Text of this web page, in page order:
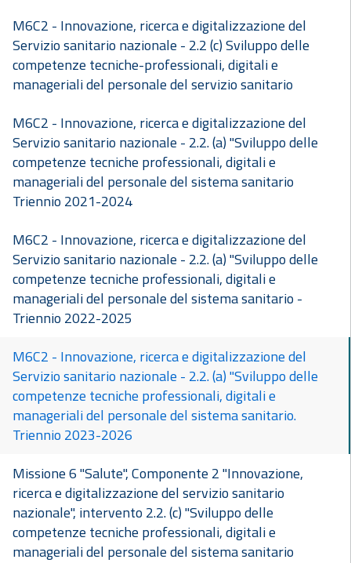
M6C2 - Innovazione, ricerca e digitalizzazione del
Servizio sanitario nazionale - 2.2 (c) Sviluppo delle
competenze tecniche-professionali, digitali e
manageriali del personale del servizio sanitario
M6C2 - Innovazione, ricerca e digitalizzazione del
Servizio sanitario nazionale - 2.2. (a) "Sviluppo delle
competenze tecniche professionali, digitali e
manageriali del personale del sistema sanitario
Triennio 2021-2024
M6C2 - Innovazione, ricerca e digitalizzazione del
Servizio sanitario nazionale - 2.2. (a) "Sviluppo delle
competenze tecniche professionali, digitali e
manageriali del personale del sistema sanitario -
Triennio 2022-2025
M6C2 - Innovazione, ricerca e digitalizzazione del
Servizio sanitario nazionale - 2.2. (a) "Sviluppo delle
competenze tecniche professionali, digitali e
manageriali del personale del sistema sanitario.
Triennio 2023-2026
Missione 6 "Salute", Componente 2 "Innovazione,
ricerca e digitalizzazione del servizio sanitario
nazionale", intervento 2.2. (c) "Sviluppo delle
competenze tecniche professionali, digitali e
manageriali del personale del sistema sanitario